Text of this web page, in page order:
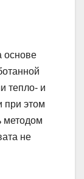
основе
тепло- и
при этом
методом
не